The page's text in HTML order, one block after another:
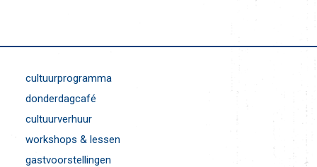
cultuurprogramma
donderdagcafé
cultuurverhuur
workshops & lessen
gastvoorstellingen